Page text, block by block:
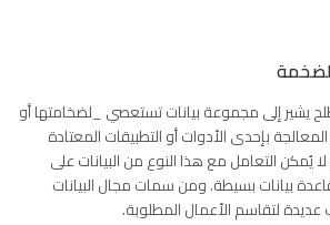
يشير إلى مجموعة بيانات تستعصي _لضخامتها أو
بإحدى الأدوات أو التطبيقات المعتادة
لا يُمكن التعامل مع هذا النوع من البيانات على
بيانات بسيطة. ومن سمات مجال البيانات
لتقاسم الأعمال المطلوبة.